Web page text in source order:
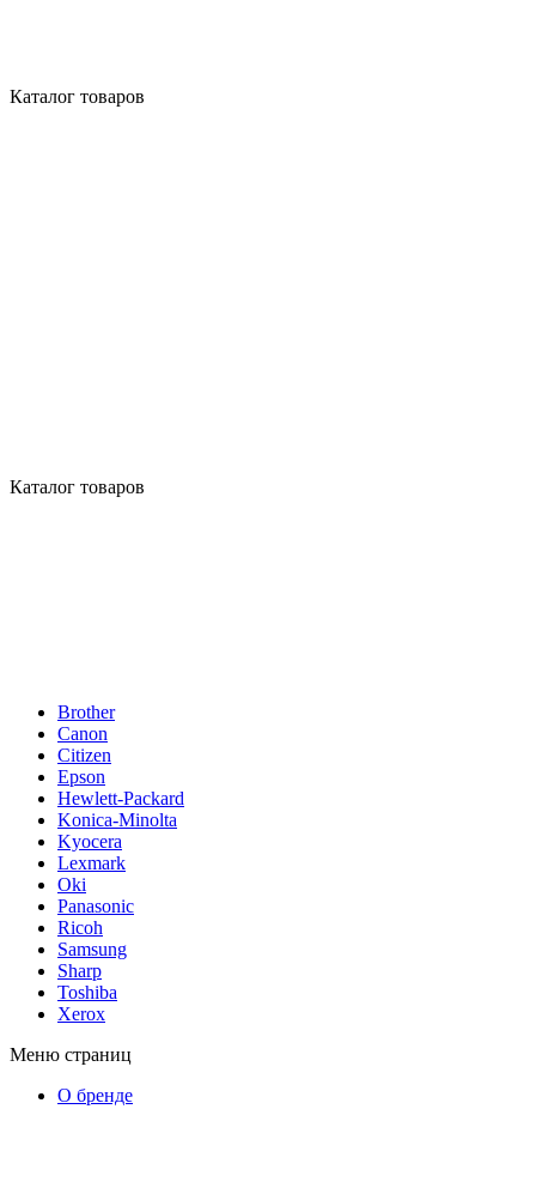
Каталог товаров
Каталог товаров
Brother
Canon
Citizen
Epson
Hewlett-Packard
Konica-Minolta
Kyocera
Lexmark
Oki
Panasonic
Ricoh
Samsung
Sharp
Toshiba
Xerox
Меню страниц
О бренде